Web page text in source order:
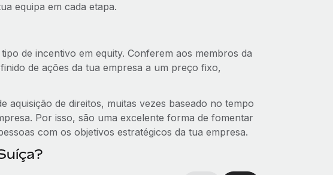
equipa em cada etapa.
de incentivo em equity. Conferem aos membros da
de ações da tua empresa a um preço fixo,
de direitos, muitas vezes baseado no tempo
Por isso, são uma excelente forma de fomentar
com os objetivos estratégicos da tua empresa.